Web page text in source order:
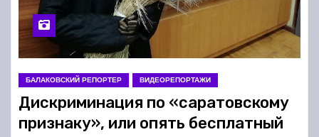
БАЛАКОВСКИЙ РЕПОРТЕР ВИДЕОРЕПОРТАЖИ
Дискриминация по «саратовскому
признаку», или опять бесплатный